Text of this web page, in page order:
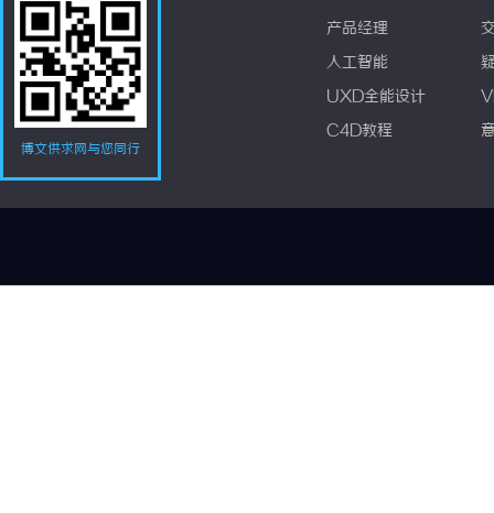
博文供求网与您同行
产品经理
人工智能
UXD全能设计
C4D教程